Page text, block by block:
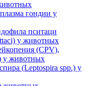
гондии у
пситаци
у животных
(CPV),
у животных
(Leptospira spp.) у